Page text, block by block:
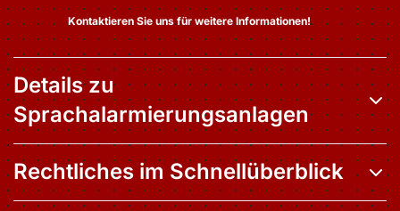
Kontaktieren Sie uns für weitere Informationen!
Details zu
Sprachalarmierungsanlagen
Rechtliches im Schnellüberblick